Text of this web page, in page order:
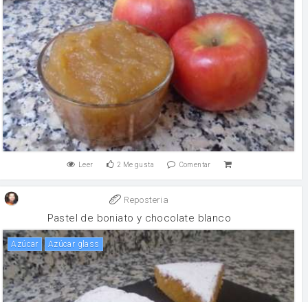
Leer 2 Me gusta Comentar
Reposteria
Pastel de boniato y chocolate blanco
Azúcar Azúcar glass